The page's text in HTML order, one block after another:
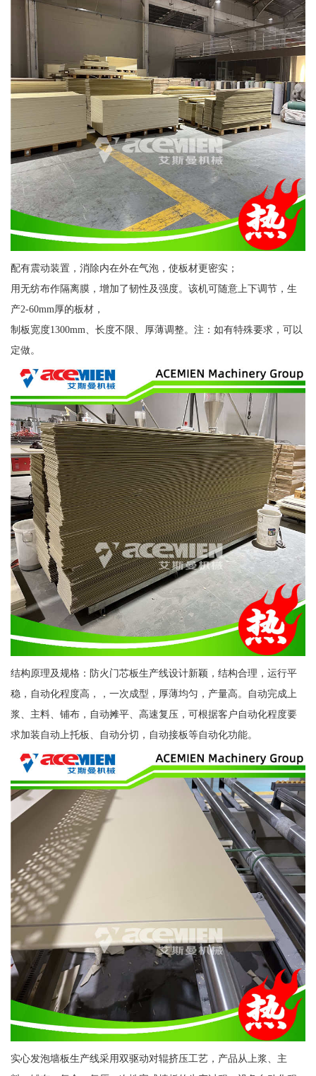
配有震动装置，消除内在外在气泡，使板材更密实；
用无纺布作隔离膜，增加了韧性及强度。该机可随意上下调节，生
产2-60mm厚的板材，
制板宽度1300mm、长度不限、厚薄调整。注：如有特殊要求，可以
定做。
结构原理及规格：防火门芯板生产线设计新颖，结构合理，运行平
稳，自动化程度高，，一次成型，厚薄均匀，产量高。自动完成上
浆、主料、铺布，自动摊平、高速复压，可根据客户自动化程度要
求加装自动上托板、自动分切，自动接板等自动化功能。
实心发泡墙板生产线采用双驱动对辊挤压工艺，产品从上浆、主